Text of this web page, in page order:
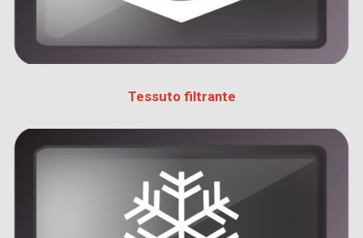
Tessuto filtrante